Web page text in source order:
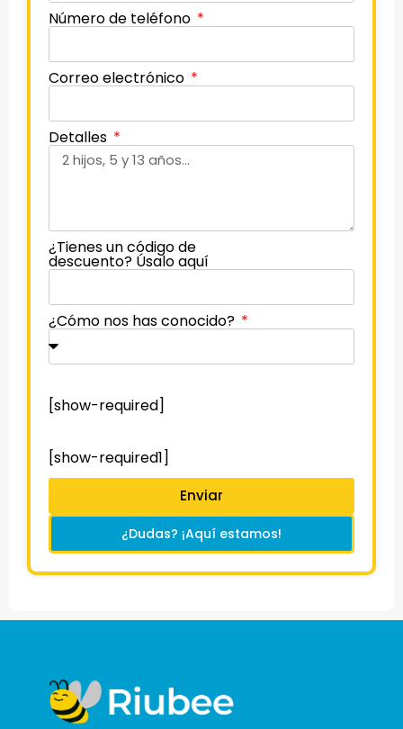
Número de teléfono
Correo electrónico
Detalles
¿Tienes un código de
descuento? Úsalo aquí
¿Cómo nos has conocido?
[show-required]
[show-required1]
Enviar
¿Dudas? ¡Aquí estamos!